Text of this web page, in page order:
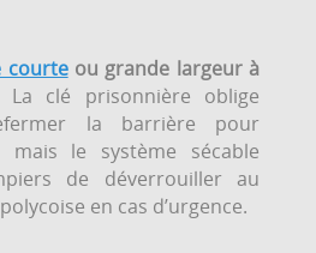
courteou grande largeur à
La clé prisonnière oblige
la barrière pour
le système sécable
de déverrouiller au
en cas d’urgence.